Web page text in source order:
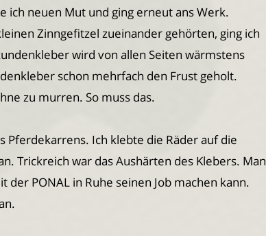
ich neuen Mut und ging erneut ans Werk.
Zinngefitzel zueinander gehörten, ging ich
wird von allen Seiten wärmstens
schon mehrfach den Frust geholt.
zu murren. So muss das.
Pferdekarrens. Ich klebte die Räder auf die
Trickreich war das Aushärten des Klebers. Man
PONAL in Ruhe seinen Job machen kann.